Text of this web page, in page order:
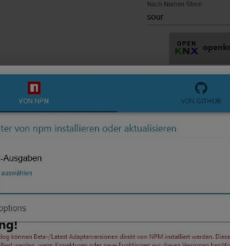
ist nicht im stable Repo vorhanden